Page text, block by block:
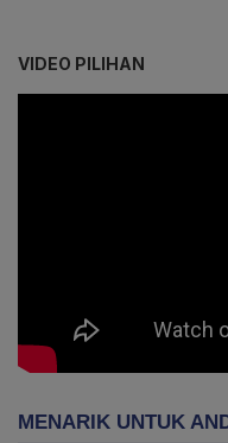
VIDEO PILIHAN